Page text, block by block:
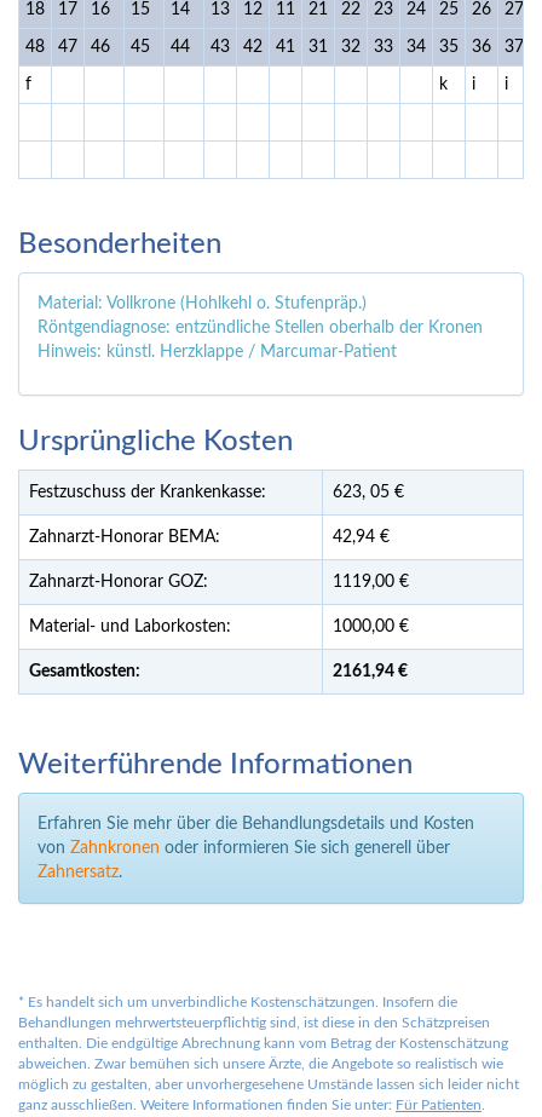
18 17 16 15 14 13 12 11 21 22 23 24 25 26 27
48 47 46 45 44 43 42 41 31 32 33 34 35 36 37
f k i i
Besonderheiten
Material: Vollkrone (Hohlkehl o. Stufenpräp.)
Röntgendiagnose: entzündliche Stellen oberhalb der Kronen
Hinweis: künstl. Herzklappe / Marcumar-Patient
Ursprüngliche Kosten
Festzuschuss der Krankenkasse: 623, 05 €
Zahnarzt-Honorar BEMA: 42,94 €
Zahnarzt-Honorar GOZ: 1119,00 €
Material- und Laborkosten: 1000,00 €
Gesamtkosten: 2161,94 €
Weiterführende Informationen
Erfahren Sie mehr über die Behandlungsdetails und Kosten
von Zahnkronen oder informieren Sie sich generell über
Zahnersatz.
* Es handelt sich um unverbindliche Kostenschätzungen. Insofern die
Behandlungen mehrwertsteuerpflichtig sind, ist diese in den Schätzpreisen
enthalten. Die endgültige Abrechnung kann vom Betrag der Kostenschätzung
abweichen. Zwar bemühen sich unsere Ärzte, die Angebote so realistisch wie
möglich zu gestalten, aber unvorhergesehene Umstände lassen sich leider nicht
ganz ausschließen. Weitere Informationen finden Sie unter: Für Patienten